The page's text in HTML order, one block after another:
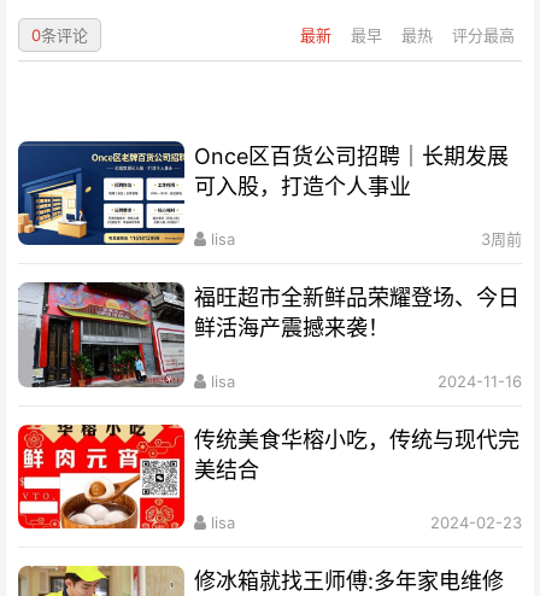
最新 最早 最热 评分最高
0条评论
Once区百货公司招聘｜长期发展
可入股，打造个人事业
lisa 3周前
福旺超市全新鲜品荣耀登场、今日
鲜活海产震撼来袭！
lisa 2024-11-16
传统美食华榕小吃，传统与现代完
美结合
lisa 2024-02-23
修冰箱就找王师傅:多年家电维修